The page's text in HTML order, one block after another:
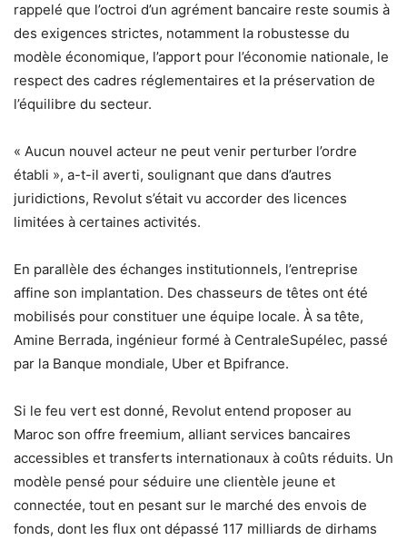
rappelé que l’octroi d’un agrément bancaire reste soumis à
des exigences strictes, notamment la robustesse du
modèle économique, l’apport pour l’économie nationale, le
respect des cadres réglementaires et la préservation de
l’équilibre du secteur.
« Aucun nouvel acteur ne peut venir perturber l’ordre
établi », a-t-il averti, soulignant que dans d’autres
juridictions, Revolut s’était vu accorder des licences
limitées à certaines activités.
En parallèle des échanges institutionnels, l’entreprise
affine son implantation. Des chasseurs de têtes ont été
mobilisés pour constituer une équipe locale. À sa tête,
Amine Berrada, ingénieur formé à CentraleSupélec, passé
par la Banque mondiale, Uber et Bpifrance.
Si le feu vert est donné, Revolut entend proposer au
Maroc son offre freemium, alliant services bancaires
accessibles et transferts internationaux à coûts réduits. Un
modèle pensé pour séduire une clientèle jeune et
connectée, tout en pesant sur le marché des envois de
fonds, dont les flux ont dépassé 117 milliards de dirhams